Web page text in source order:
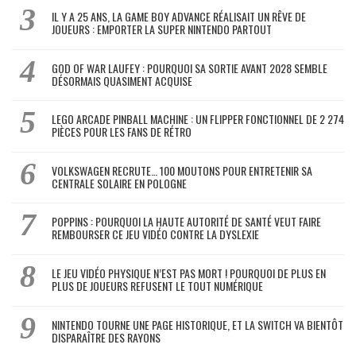
IL Y A 25 ANS, LA GAME BOY ADVANCE RÉALISAIT UN RÊVE DE
JOUEURS : EMPORTER LA SUPER NINTENDO PARTOUT
GOD OF WAR LAUFEY : POURQUOI SA SORTIE AVANT 2028 SEMBLE
DÉSORMAIS QUASIMENT ACQUISE
LEGO ARCADE PINBALL MACHINE : UN FLIPPER FONCTIONNEL DE 2 274
PIÈCES POUR LES FANS DE RÉTRO
VOLKSWAGEN RECRUTE… 100 MOUTONS POUR ENTRETENIR SA
CENTRALE SOLAIRE EN POLOGNE
POPPINS : POURQUOI LA HAUTE AUTORITÉ DE SANTÉ VEUT FAIRE
REMBOURSER CE JEU VIDÉO CONTRE LA DYSLEXIE
LE JEU VIDÉO PHYSIQUE N’EST PAS MORT ! POURQUOI DE PLUS EN
PLUS DE JOUEURS REFUSENT LE TOUT NUMÉRIQUE
NINTENDO TOURNE UNE PAGE HISTORIQUE, ET LA SWITCH VA BIENTÔT
DISPARAÎTRE DES RAYONS